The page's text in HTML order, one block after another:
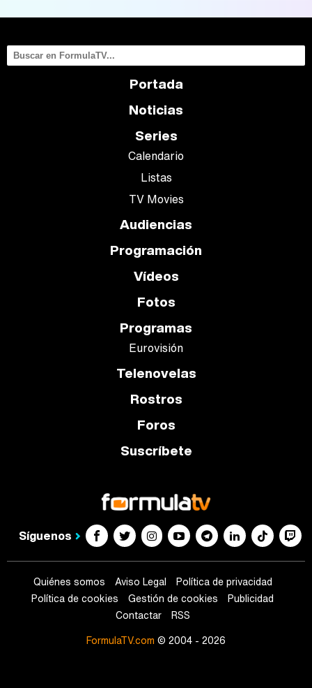
Portada
Noticias
Series
Calendario
Listas
TV Movies
Audiencias
Programación
Vídeos
Fotos
Programas
Eurovisión
Telenovelas
Rostros
Foros
Suscríbete
Síguenos
Quiénes somos Aviso Legal
Política de privacidad
Política de cookies
Gestión de cookies
Publicidad
Contactar
RSS
FormulaTV.com © 2004 - 2026